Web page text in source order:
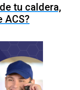
tu caldera,
ACS?